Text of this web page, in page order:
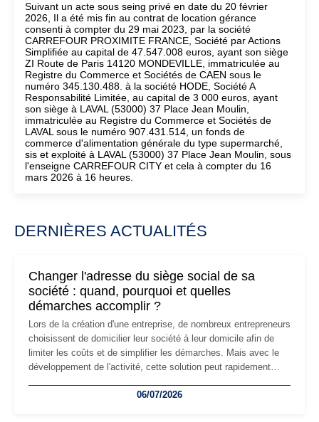
Suivant un acte sous seing privé en date du 20 février
2026, Il a été mis fin au contrat de location gérance
consenti à compter du 29 mai 2023, par la société
CARREFOUR PROXIMITE FRANCE, Société par Actions
Simplifiée au capital de 47.547.008 euros, ayant son siège
ZI Route de Paris 14120 MONDEVILLE, immatriculée au
Registre du Commerce et Sociétés de CAEN sous le
numéro 345.130.488. à la société HODE, Société A
Responsabilité Limitée, au capital de 3 000 euros, ayant
son siège à LAVAL (53000) 37 Place Jean Moulin,
immatriculée au Registre du Commerce et Sociétés de
LAVAL sous le numéro 907.431.514, un fonds de
commerce d'alimentation générale du type supermarché,
sis et exploité à LAVAL (53000) 37 Place Jean Moulin, sous
l'enseigne CARREFOUR CITY et cela à compter du 16
mars 2026 à 16 heures.
DERNIÈRES ACTUALITÉS
Changer l'adresse du siège social de sa
société : quand, pourquoi et quelles
démarches accomplir ?
Lors de la création d'une entreprise, de nombreux entrepreneurs
choisissent de domicilier leur société à leur domicile afin de
limiter les coûts et de simplifier les démarches. Mais avec le
développement de l'activité, cette solution peut rapidement
professionnels, recrutement, image de marque… Le
06/07/2026